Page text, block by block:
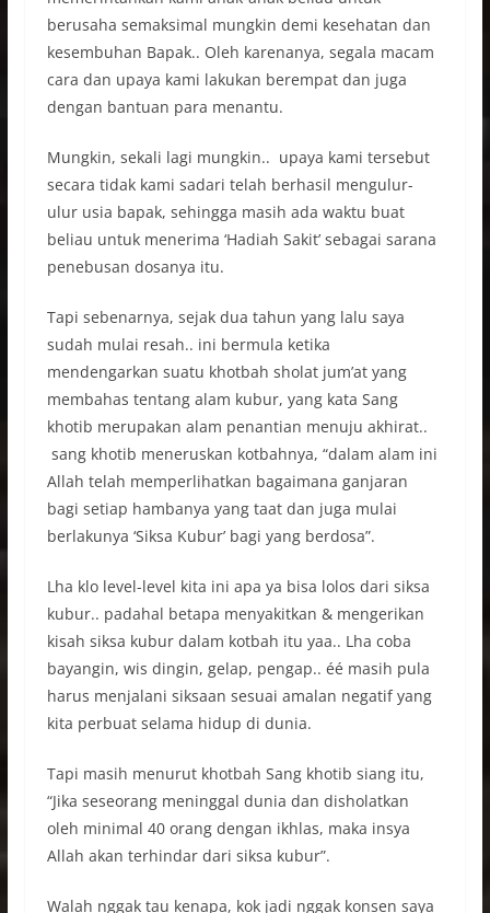
berusaha semaksimal mungkin demi kesehatan dan
kesembuhan Bapak.. Oleh karenanya, segala macam
cara dan upaya kami lakukan berempat dan juga
dengan bantuan para menantu.
Mungkin, sekali lagi mungkin.. upaya kami tersebut
secara tidak kami sadari telah berhasil mengulur-
ulur usia bapak, sehingga masih ada waktu buat
beliau untuk menerima ‘Hadiah Sakit’ sebagai sarana
penebusan dosanya itu.
Tapi sebenarnya, sejak dua tahun yang lalu saya
sudah mulai resah.. ini bermula ketika
mendengarkan suatu khotbah sholat jum’at yang
membahas tentang alam kubur, yang kata Sang
khotib merupakan alam penantian menuju akhirat..
sang khotib meneruskan kotbahnya, “dalam alam ini
Allah telah memperlihatkan bagaimana ganjaran
bagi setiap hambanya yang taat dan juga mulai
berlakunya ‘Siksa Kubur’ bagi yang berdosa”.
Lha klo level-level kita ini apa ya bisa lolos dari siksa
kubur.. padahal betapa menyakitkan & mengerikan
kisah siksa kubur dalam kotbah itu yaa.. Lha coba
bayangin, wis dingin, gelap, pengap.. éé masih pula
harus menjalani siksaan sesuai amalan negatif yang
kita perbuat selama hidup di dunia.
Tapi masih menurut khotbah Sang khotib siang itu,
“Jika seseorang meninggal dunia dan disholatkan
oleh minimal 40 orang dengan ikhlas, maka insya
Allah akan terhindar dari siksa kubur”.
Walah nggak tau kenapa, kok jadi nggak konsen saya